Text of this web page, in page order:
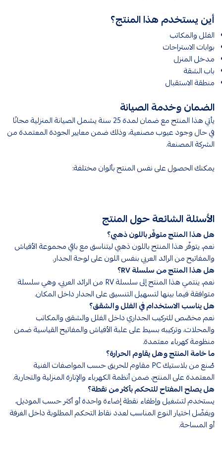
أين يستخدم هذا المنتج؟
الفلل والمكاتب
بوابات الاستراحات
مدخل المنزل
باب الشقة
منطقة الاستقبال
الضمان وخدمة الصيانة
يأتي هذا المنتج مع ضمان لمدة 25 سنة يشمل الصيانة المنزلية مجانًا
في حال وجود عيوب مصنعية، وذلك ضمن معايير الجودة المعتمدة من
الشركة المصنعة.
يمكنك الحصول على نفس المنتج بألوان مختلفة:
الأسئلة الشائعة حول المنتج
هل هذا المنتج متوفّر باللون ذهبي؟
نعم، يتوفّر هذا المنتج باللون ذهبي ليتناسق مع باقي مجموعة الأفياش
والمفاتيح من الرائد العربي بنفس اللون على لوحة الجدار.
هل هذا المنتج من سلسلة RV؟
نعم، ينتمي هذا المنتج إلى سلسلة RV من الرائد العربي، وهي سلسلة
متوافقة فيما بينها لتسهيل التنسيق على الجدار داخل المكان.
هل يناسب الاستخدام في الفلل والشقق؟
نعم مخصّص للتركيب الجداري داخل الفلل والشقق والمكاتب
والمحلات، وتركيبه بسيط على علبة الأفياش والمفاتيح القياسية ضمن
منظومة كهرباء معتمدة.
ما خامة المنتج وهل يقاوم الحرارة؟
صُنع من بلاستيك PC مقاوم للحريق حسب المواصفات الفنية
المعتمدة على المنتج، ضمن أنظمة الكهرباء والإنارة المنزلية والتجارية.
هل يصلح المفتاح للتحكم بأكثر من نقطة؟
يستخدم لتشغيل وإطفاء نقطة إضاءة واحدة أو أكثر حسب الموديل،
ويفضّل اختيار النوع المناسب لعدد نقاط التحكم المطلوبة داخل الغرفة
أو المساحة.